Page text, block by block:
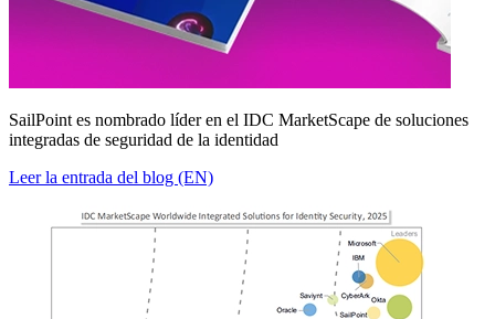
SailPoint es nombrado líder en el IDC MarketScape de soluciones
integradas de seguridad de la identidad
Leer la entrada del blog (EN)